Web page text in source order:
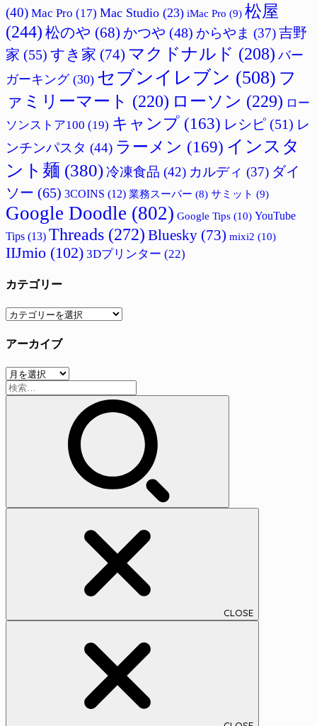
(40) Mac Pro (17) Mac Studio (23) iMac Pro (9) 松屋
(244) 松のや (68) かつや (48) からやま (37)吉野
家 (55) すき家 (74) マクドナルド (208) バー
ガーキング(30) セブンイレブン (508) フ
ァミリーマート (220) ローソン (229) ロー
ソンストア100 (19) キャンプ (163) レシピ (51) レ
ンチンパスタ (44) ラーメン (169) インスタ
ント麺 (380)冷凍食品 (42) カルディ (37) ダイ
ソー (65) 3COINS (12) 業務スーパー (8) サミット (9)
Google Doodle (802) Google Tips (10) YouTube
Tips (13) Threads (272) Bluesky (73) mixi2 (10)
IIJmio (102) 3Dプリンター (22)
カテゴリー
カ
ゴ
ー
アーカイブ
ア
ー
検
索:
CLOSE